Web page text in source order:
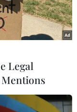
tới IS và được
.
Vietnam+)
Legal